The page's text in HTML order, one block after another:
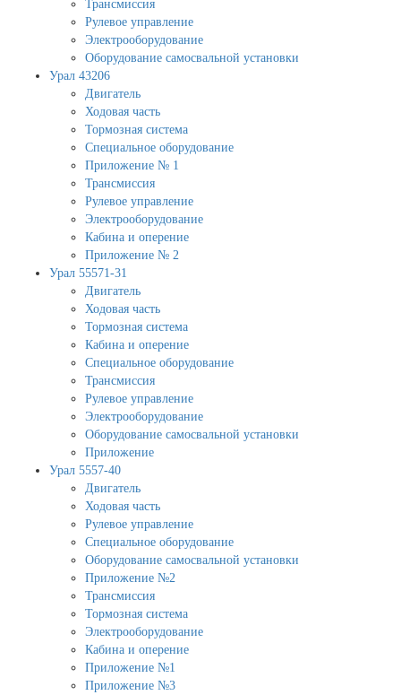
Трансмиссия
Рулевое управление
Электрооборудование
Оборудование самосвальной установки
Урал 43206
Двигатель
Ходовая часть
Тормозная система
Специальное оборудование
Приложение № 1
Трансмиссия
Рулевое управление
Электрооборудование
Кабина и оперение
Приложение № 2
Урал 55571-31
Двигатель
Ходовая часть
Тормозная система
Кабина и оперение
Специальное оборудование
Трансмиссия
Рулевое управление
Электрооборудование
Оборудование самосвальной установки
Приложение
Урал 5557-40
Двигатель
Ходовая часть
Рулевое управление
Специальное оборудование
Оборудование самосвальной установки
Приложение №2
Трансмиссия
Тормозная система
Электрооборудование
Кабина и оперение
Приложение №1
Приложение №3